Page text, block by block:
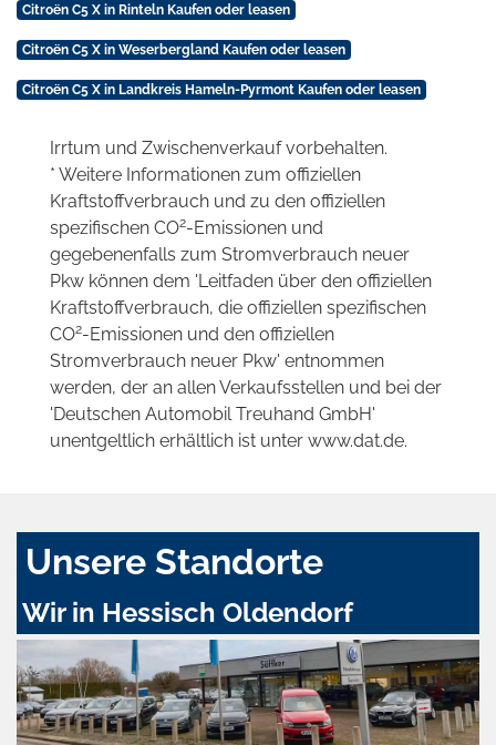
Citroën C5 X in Rinteln Kaufen oder leasen
Citroën C5 X in Weserbergland Kaufen oder leasen
Citroën C5 X in Landkreis Hameln-Pyrmont Kaufen oder leasen
Irrtum und Zwischenverkauf vorbehalten.
* Weitere Informationen zum offiziellen
Kraftstoffverbrauch und zu den offiziellen
spezifischen CO2-Emissionen und
gegebenenfalls zum Stromverbrauch neuer
Pkw können dem 'Leitfaden über den offiziellen
Kraftstoffverbrauch, die offiziellen spezifischen
CO2-Emissionen und den offiziellen
Stromverbrauch neuer Pkw' entnommen
werden, der an allen Verkaufsstellen und bei der
'Deutschen Automobil Treuhand GmbH'
unentgeltlich erhältlich ist unter www.dat.de.
Unsere Standorte
Wir in Hessisch Oldendorf